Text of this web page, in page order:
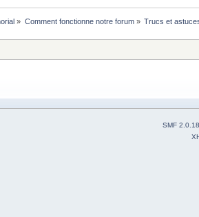
» Comment fonctionne notre forum» Trucs et
SMF 2.0.18